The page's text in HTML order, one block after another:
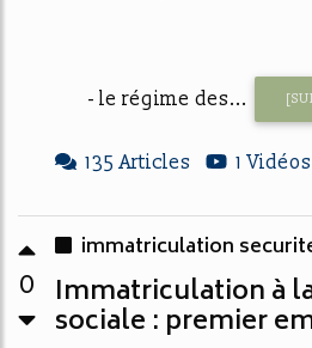
- le régime des...
135 Articles 1 Vidéos
0
immatriculation
Immatriculation à
sociale : premier